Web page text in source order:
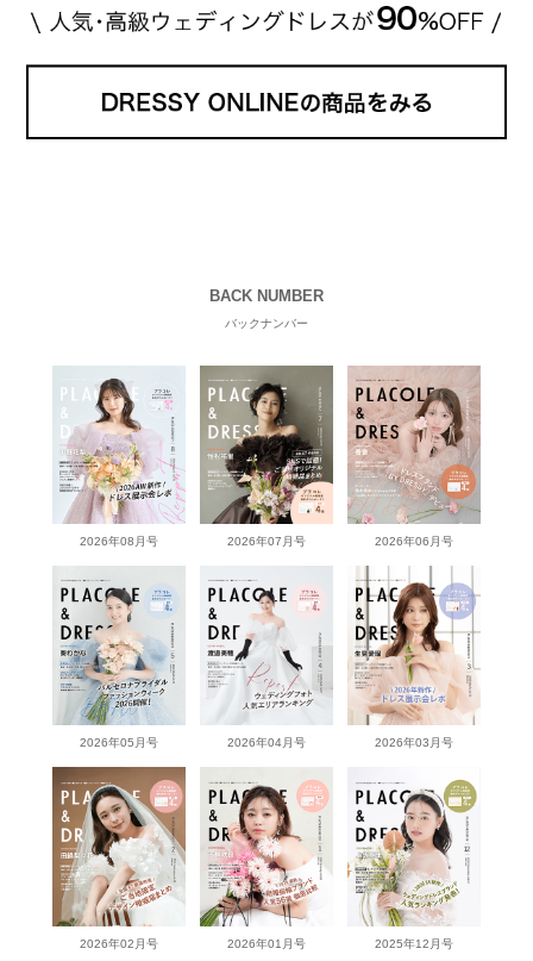
BACK NUMBER
バックナンバー
2026年08月号 2026年07月号 2026年06月号
2026年05月号 2026年04月号 2026年03月号
2026年02月号 2026年01月号 2025年12月号